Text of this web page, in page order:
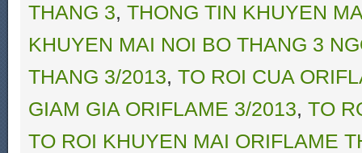
THANG 3, THONG TIN KHUYEN
KHUYEN MAI NOI BO THANG 3
THANG 3/2013, TO ROI CUA
GIAM GIA ORIFLAME 3/2013, TO
TO ROI KHUYEN MAI ORIFLAME